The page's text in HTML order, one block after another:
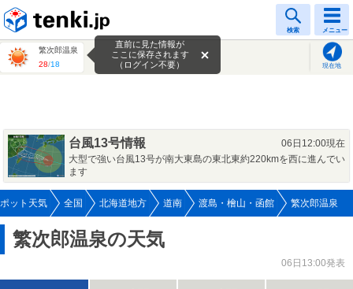
検索 メニュー
繁次郎温泉
28/18 現在地
直前に見た情報が
ここに保存されます
（ログイン不要）
台風13号情報
06日12:00現在
大型で強い台風13号が南大東島の東北東約220kmを西に進んでい
ます
ット天気 全国 北海道地方 道南 渡島・檜山・函館 繁次郎温泉
繁次郎温泉の天気
06日13:00発表